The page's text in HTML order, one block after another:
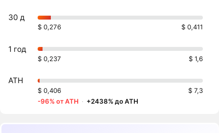
30 д
$ 0,276 $ 0,411
1 год
$ 0,237 $ 1,6
ATH
$ 0,406
$ 7,3
-96% от ATH · +2438% до ATH